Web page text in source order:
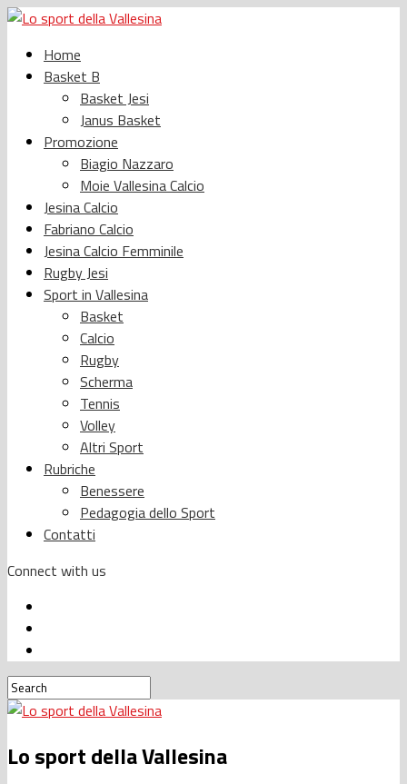
Home
Basket B
Basket Jesi
Janus Basket
Promozione
Biagio Nazzaro
Moie Vallesina Calcio
Jesina Calcio
Fabriano Calcio
Jesina Calcio Femminile
Rugby Jesi
Sport in Vallesina
Basket
Calcio
Rugby
Scherma
Tennis
Volley
Altri Sport
Rubriche
Benessere
Pedagogia dello Sport
Contatti
Connect with us
Lo sport della Vallesina